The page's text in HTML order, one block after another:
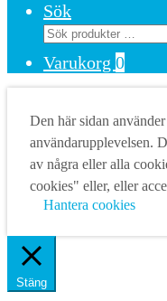
Sök
Sök
efter:
Varukorg 0
Den här sidan
användarupplevelsen.
av några eller alla
cookies" eller, eller
Hantera cookies
Stäng